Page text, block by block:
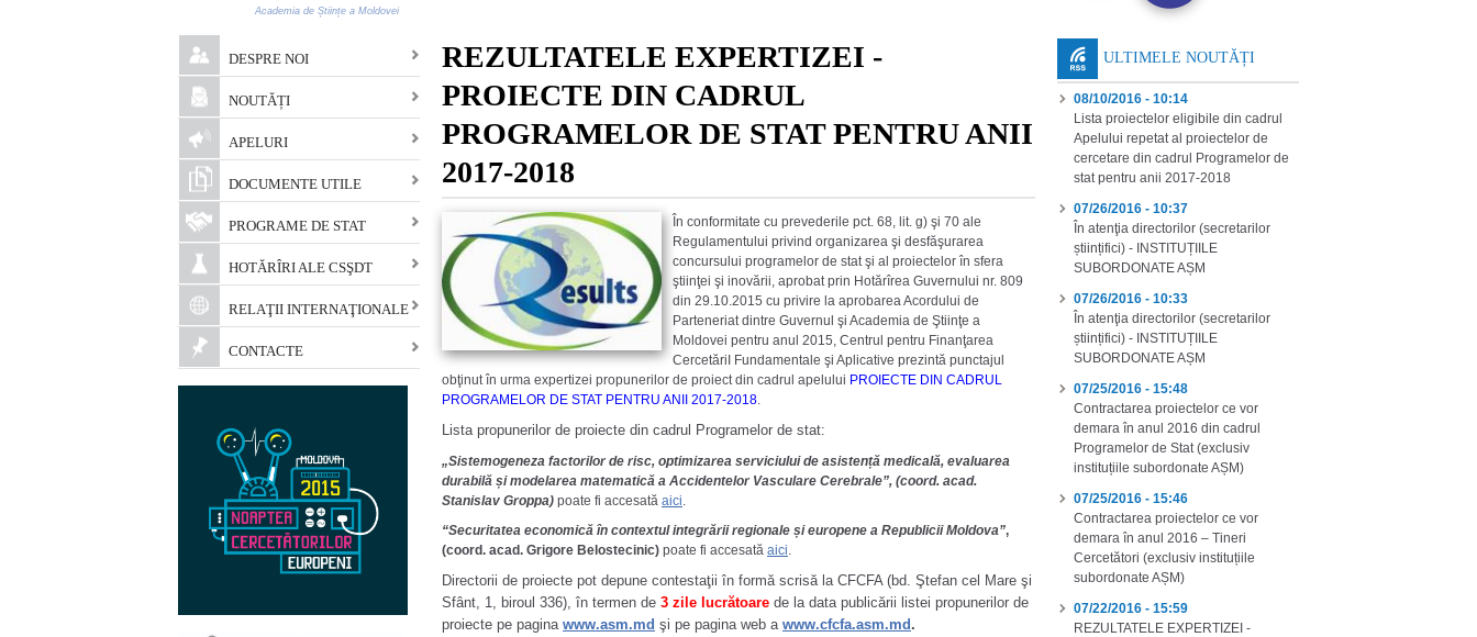
Academia de Științe a Moldovei
REZULTATELE EXPERTIZEI -
PROIECTE DIN CADRUL
PROGRAMELOR DE STAT PENTRU ANII
2017-2018
În conformitate cu prevederile pct. 68, lit. g) şi 70 ale
Regulamentului privind organizarea şi desfăşurarea
concursului programelor de stat şi al proiectelor în sfera
ştiinţei şi inovării, aprobat prin Hotărîrea Guvernului nr. 809
din 29.10.2015 cu privire la aprobarea Acordului de
Parteneriat dintre Guvernul şi Academia de Ştiinţe a
Moldovei pentru anul 2015, Centrul pentru Finanţarea
CercetăriI Fundamentale şi Aplicative prezintă punctajul
obţinut în urma expertizei propunerilor de proiect din cadrul apelului PROIECTE DIN CADRUL
PROGRAMELOR DE STAT PENTRU ANII 2017-2018.
Lista propunerilor de proiecte din cadrul Programelor de stat:
„Sistemogeneza factorilor de risc, optimizarea serviciului de asistență medicală, evaluarea
durabilă și modelarea matematică a Accidentelor Vasculare Cerebrale”, (coord. acad.
Stanislav Groppa) poate fi accesată aici.
“Securitatea economică în contextul integrării regionale și europene a Republicii Moldova”,
(coord. acad. Grigore Belostecinic) poate fi accesată aici.
Directorii de proiecte pot depune contestaţii în formă scrisă la CFCFA (bd. Ştefan cel Mare şi
Sfânt, 1, biroul 336), în termen de 3 zile lucrătoare de la data publicării listei propunerilor de
proiecte pe pagina www.asm.md şi pe pagina web a www.cfcfa.asm.md .
Main menu
DESPRE NOI
NOUTĂȚI
APELURI
DOCUMENTE UTILE
PROGRAME DE STAT
HOTĂRÎRI ALE CSŞDT
RELAŢII INTERNAŢIONALE
CONTACTE
ULTIMELE NOUTĂȚI
08/10/2016 - 10:14
Lista proiectelor eligibile din cadrul
Apelului repetat al proiectelor de
cercetare din cadrul Programelor de
stat pentru anii 2017-2018
07/26/2016 - 10:37
În atenţia directorilor (secretarilor
științifici) - INSTITUȚIILE
SUBORDONATE AȘM
07/26/2016 - 10:33
În atenţia directorilor (secretarilor
științifici) - INSTITUȚIILE
SUBORDONATE AȘM
07/25/2016 - 15:48
Contractarea proiectelor ce vor
demara în anul 2016 din cadrul
Programelor de Stat (exclusiv
instituțiile subordonate AȘM)
07/25/2016 - 15:46
Contractarea proiectelor ce vor
demara în anul 2016 – Tineri
Cercetători (exclusiv instituțiile
subordonate AȘM)
07/22/2016 - 15:59
REZULTATELE EXPERTIZEI -